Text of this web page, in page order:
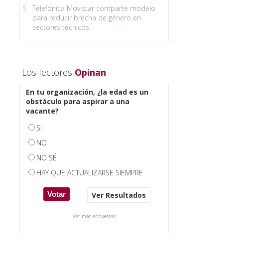
5
Telefónica Movistar comparte modelo
para reducir brecha de género en
sectores técnicos
Los lectores Opinan
En tu organización, ¿la edad es un
obstáculo para aspirar a una
vacante?
SI
NO
NO SÉ
HAY QUE ACTUALIZARSE SIEMPRE
Ver Resultados
Ver más encuestas